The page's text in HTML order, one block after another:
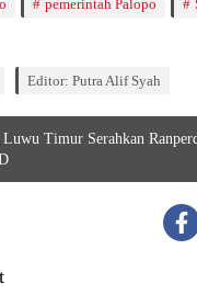
pemerintah Palopo
Editor: Putra Alif Syah
Luwu Timur Serahkan